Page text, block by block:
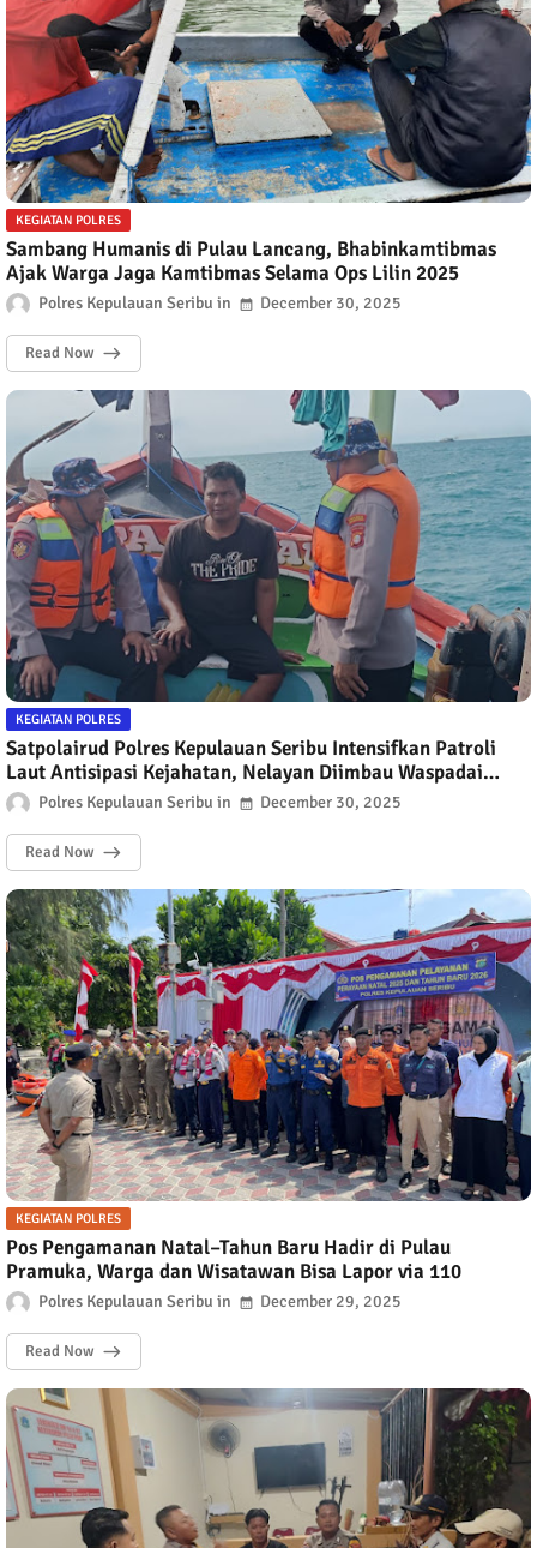
KEGIATAN POLRES
Sambang Humanis di Pulau Lancang, Bhabinkamtibmas
Ajak Warga Jaga Kamtibmas Selama Ops Lilin 2025
Polres Kepulauan Seribu December 30, 2025
Read Now
KEGIATAN POLRES
Satpolairud Polres Kepulauan Seribu Intensifkan Patroli
Laut Antisipasi Kejahatan, Nelayan Diimbau Waspadai
Cuaca Buruk
Polres Kepulauan Seribu December 30, 2025
Read Now
KEGIATAN POLRES
Pos Pengamanan Natal–Tahun Baru Hadir di Pulau
Pramuka, Warga dan Wisatawan Bisa Lapor via 110
Polres Kepulauan Seribu December 29, 2025
Read Now